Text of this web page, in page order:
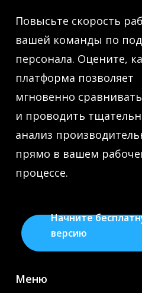
Повысьте скорость
вашей команды по
персонала. Оцените,
платформа позволяет
мгновенно
и проводить
анализ
прямо в вашем
процессе.
Начните
версию
Меню